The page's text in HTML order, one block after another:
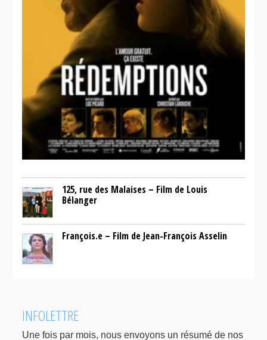
125, rue des Malaises – Film de Louis
Bélanger
François.e – Film de Jean-François Asselin
INFOLETTRE
Une fois par mois, nous envoyons un résumé de nos